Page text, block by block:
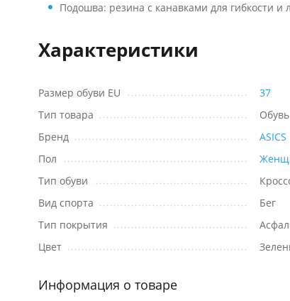
Подошва: резина с канавками для гибкости и
Характеристики
Размер обуви EU
37
Тип товара
Обувь
Бренд
ASICS
Пол
Тип обуви
Вид спорта
Бег
Тип покрытия
Цвет
Информация о товаре